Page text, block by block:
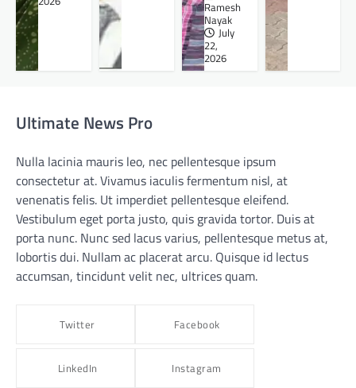
Ramesh
Nayak
July
22,
2026
Ultimate News Pro
Nulla lacinia mauris leo, nec pellentesque ipsum
consectetur at. Vivamus iaculis fermentum nisl, at
venenatis felis. Ut imperdiet pellentesque eleifend.
Vestibulum eget porta justo, quis gravida tortor. Duis at
porta nunc. Nunc sed lacus varius, pellentesque metus at,
lobortis dui. Nullam ac placerat arcu. Quisque id lectus
accumsan, tincidunt velit nec, ultrices quam.
Twitter Facebook
LinkedIn Instagram